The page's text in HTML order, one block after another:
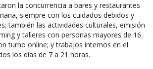
la concurrencia a bares y restaurantes
siempre con los cuidados debidos y
también las actividades culturales, emisión
y talleres con personas mayores de 16
turno online; y trabajos internos en el
los días de 7 a 21 horas.